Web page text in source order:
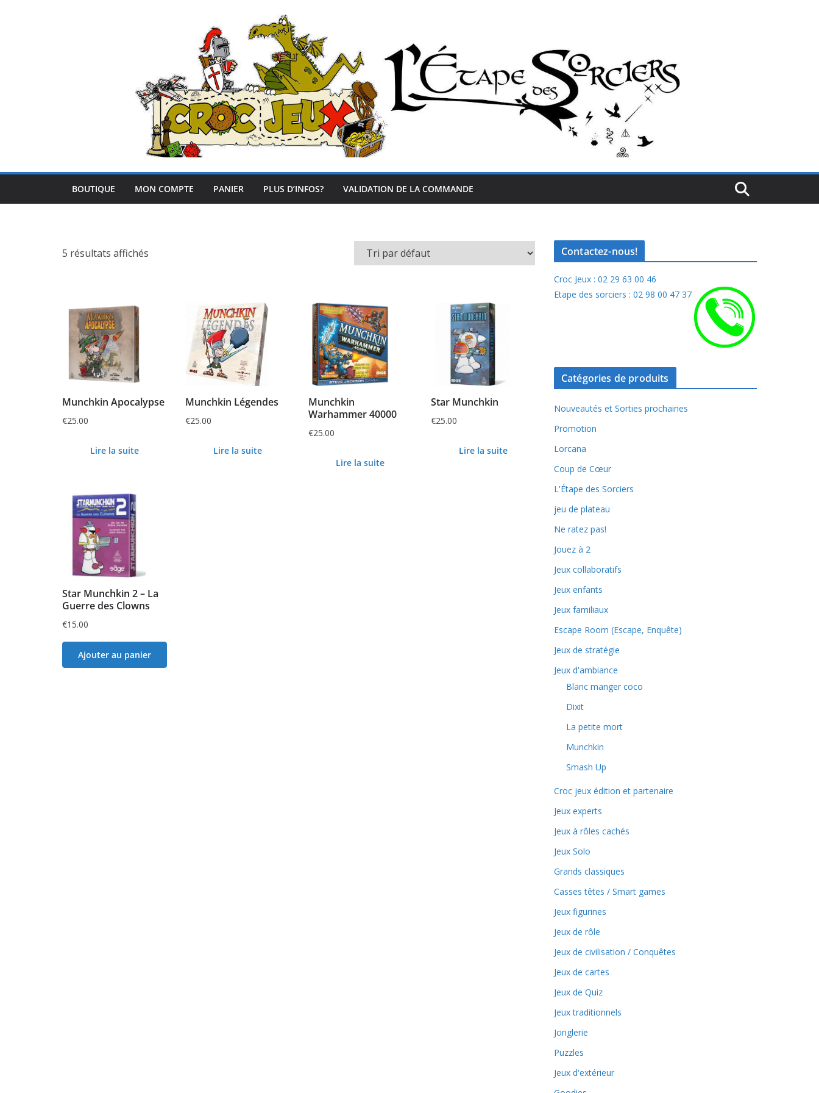
BOUTIQUE MON COMPTE PANIER PLUS D’INFOS? VALIDATION DE LA COMMANDE
5 résultats affichés
Munchkin Apocalypse
€25.00
Lire la suite
Munchkin Légendes
€25.00
Lire la suite
Munchkin
Warhammer 40000
€25.00
Lire la suite
Star Munchkin
€25.00
Lire la suite
Star Munchkin 2 – La
Guerre des Clowns
€15.00
Ajouter au panier
Contactez-nous!
Croc Jeux : 02 29 63 00 46
Etape des sorciers : 02 98 00 47 37
Catégories de produits
Nouveautés et Sorties prochaines
Promotion
Lorcana
Coup de Cœur
L'Étape des Sorciers
jeu de plateau
Ne ratez pas!
Jouez à 2
Jeux collaboratifs
Jeux enfants
Jeux familiaux
Escape Room (Escape, Enquête)
Jeux de stratégie
Jeux d'ambiance
Blanc manger coco
Dixit
La petite mort
Munchkin
Smash Up
Croc jeux édition et partenaire
Jeux experts
Jeux à rôles cachés
Jeux Solo
Grands classiques
Casses têtes / Smart games
Jeux figurines
Jeux de rôle
Jeux de civilisation / Conquêtes
Jeux de cartes
Jeux de Quiz
Jeux traditionnels
Jonglerie
Puzzles
Jeux d'extérieur